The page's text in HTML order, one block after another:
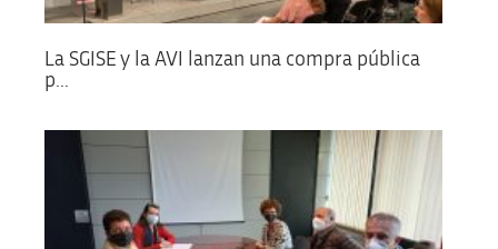
La SGISE y la AVI lanzan una compra pública
p...